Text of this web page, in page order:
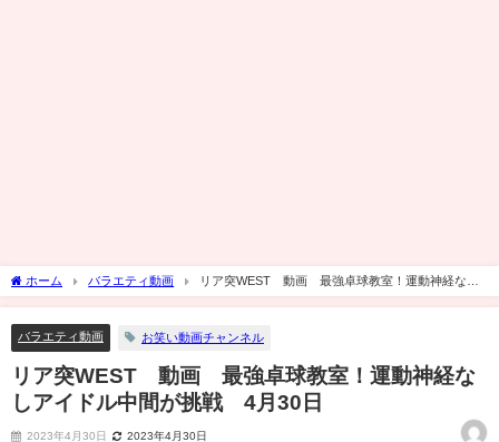
ホーム バラエティ動画
リア突WEST 動画 最強卓球教室！運動神経なし
アイドル中間が挑戦 4月30日
バラエティ動画 お笑い動画チャンネル
リア突WEST 動画 最強卓球教室！運動神経な
しアイドル中間が挑戦 4月30日
2023年4月30日 2023年4月30日